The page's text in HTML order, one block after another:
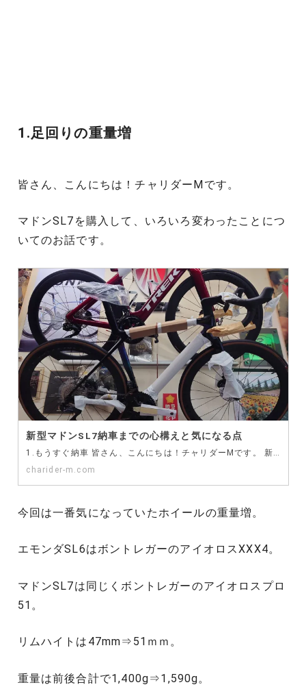
1.足回りの重量増
皆さん、こんにちは！チャリダーMです。
マドンSL7を購入して、いろいろ変わったことにつ
いてのお話です。
新型マドンSL7納車までの心構えと気になる点
1.もうすぐ納車 皆さん、こんにちは！チャリダーMです。 新型マドンの納車がもうすぐです。8月26日…
charider-m.com
今回は一番気になっていたホイールの重量増。
エモンダSL6はボントレガーのアイオロスXXX4。
マドンSL7は同じくボントレガーのアイオロスプロ
51。
リムハイトは47mm⇒51ｍｍ。
重量は前後合計で1,400g⇒1,590g。